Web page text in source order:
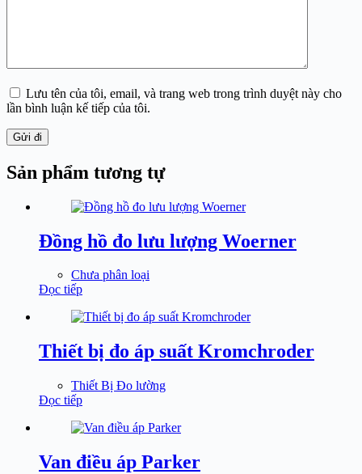
Lưu tên của tôi, email, và trang web trong trình duyệt này cho
lần bình luận kế tiếp của tôi.
Gửi đi
Sản phẩm tương tự
Đồng hồ đo lưu lượng Woerner
Chưa phân loại
Đọc tiếp
Thiết bị đo áp suất Kromchroder
Thiết Bị Đo lường
Đọc tiếp
Van điều áp Parker